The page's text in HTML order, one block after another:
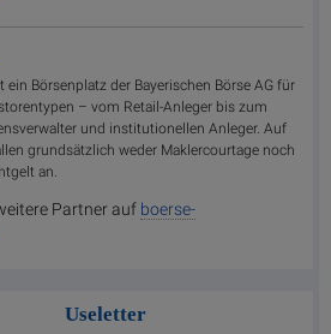
ein Börsenplatz der Bayerischen Börse AG für
– vom Retail-Anleger bis zum
und institutionellen Anleger. Auf
grundsätzlich weder Maklercourtage noch
an.
Partner auf boerse-
Useletter